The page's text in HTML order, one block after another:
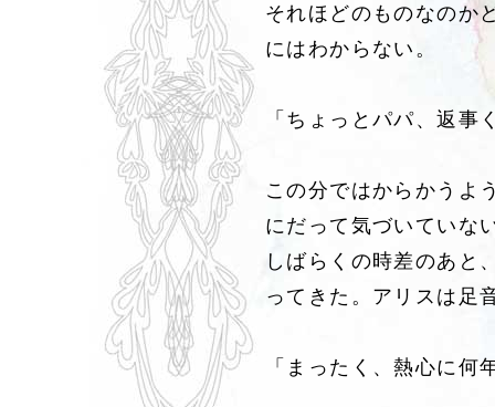
それほどのものなのか
にはわからない。
「ちょっとパパ、返事
この分ではからかうよ
にだって気づいていな
しばらくの時差のあと
ってきた。アリスは足
「まったく、熱心に